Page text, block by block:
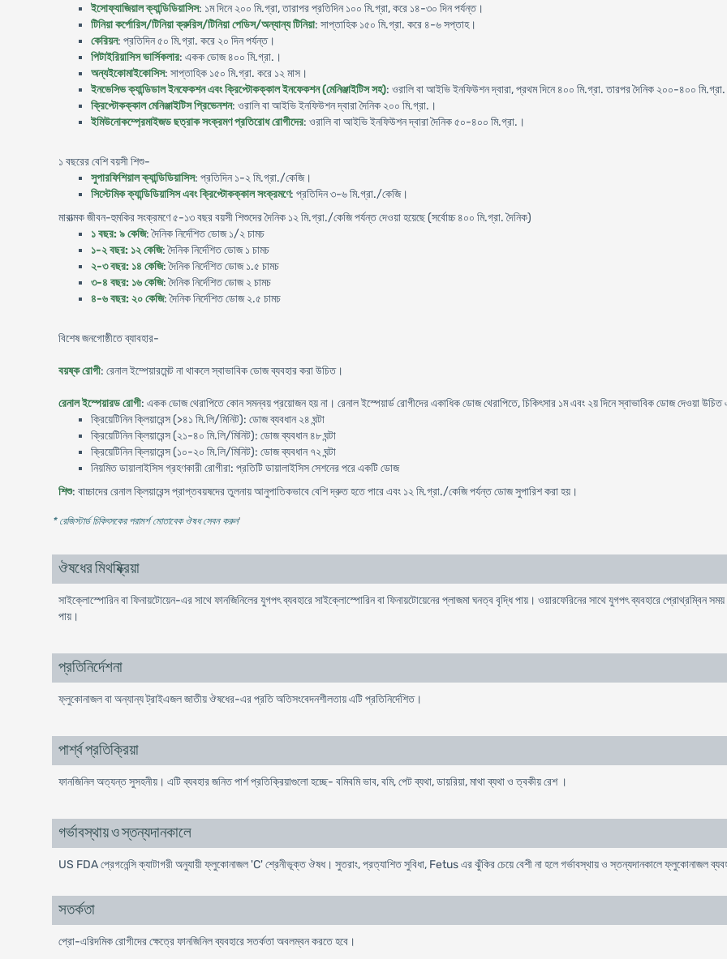
ইসোফ্যাজিয়াল ক্যান্ডিডিয়াসিস: ১ম দিনে ২০০ মি.গ্রা, তারাপর প্রতিদিন ১০০ মি.গ্রা, করে ১৪-৩০ দিন পর্যন্ত।
টিনিয়া কর্পোরিস/টিনিয়া ক্রুরিস/টিনিয়া পেডিস/অন্যান্য টিনিয়া: সাপ্তাহিক ১৫০ মি.গ্রা. করে ৪-৬ সপ্তাহ।
কেরিয়ন: প্রতিদিন ৫০ মি.গ্রা. করে ২০ দিন পর্যন্ত।
পিটাইরিয়াসিস ভার্সিকলার: একক ডোজ ৪০০ মি.গ্রা.।
অন্যইকোমাইকোসিস: সাপ্তাহিক ১৫০ মি.গ্রা. করে ১২ মাস।
ইনভেসিভ ক্যান্ডিডাল ইনফেকশন এবং ক্রিপ্টোকক্কাল ইনফেকশন (মেনিঞ্জাইটিস সহ): ওরালি বা আইভি ইনফিউশন দ্বারা, প্রথম দিনে ৪০০ মি.গ্রা. তারপর দৈনিক ২০০-৪০০
ক্রিপ্টোকক্কাল মেনিঞ্জাইটিস প্রিভেনশন: ওরালি বা আইভি ইনফিউশন দ্বারা দৈনিক ২০০ মি.গ্রা.।
ইমিউনোকম্প্রেমাইজড ছত্রাক সংক্রমণ প্রতিরোধ রোগীদের: ওরালি বা আইভি ইনফিউশন দ্বারা দৈনিক ৫০-৪০০ মি.গ্রা.।
১ বছরের বেশি বয়সী শিশু-
সুপারফিশিয়াল ক্যান্ডিডিয়াসিস: প্রতিদিন ১-২ মি.গ্রা./কেজি।
সিস্টেমিক ক্যান্ডিডিয়াসিস এবং ক্রিপ্টোকক্কাল সংক্রমণে: প্রতিদিন ৩-৬ মি.গ্রা./কেজি।
মারাত্মক জীবন-হুমকির সংক্রমণে ৫-১৩ বছর বয়সী শিশুদের দৈনিক ১২ মি.গ্রা./কেজি পর্যন্ত দেওয়া হয়েছে (সর্বোচ্চ ৪০০ মি.গ্রা. দৈনিক)
১ বছর: ৯ কেজি: দৈনিক নির্দেশিত ডোজ ১/২ চামচ
১-২ বছর: ১২ কেজি: দৈনিক নির্দেশিত ডোজ ১ চামচ
২-৩ বছর: ১৪ কেজি: দৈনিক নির্দেশিত ডোজ ১.৫ চামচ
৩-৪ বছর: ১৬ কেজি: দৈনিক নির্দেশিত ডোজ ২ চামচ
৪-৬ বছর: ২০ কেজি: দৈনিক নির্দেশিত ডোজ ২.৫ চামচ
বিশেষ জনগোষ্ঠীতে ব্যাবহার-
বয়ষ্ক রোগী: রেনাল ইম্পেয়ারমেন্ট না থাকলে স্বাভাবিক ডোজ ব্যবহার করা উচিত।
রেনাল ইস্পেয়ারড রোগী: একক ডোজ থেরাপিতে কোন সমন্বয় প্রয়োজন হয় না। রেনাল ইস্পেয়ার্ড রোগীদের একাধিক ডোজ থেরাপিতে, চিকিৎসার ১ম এবং ২য় দিনে স্বাভাবিক ডোজ দেওয়া
ক্রিয়েটিনিন ক্লিয়ারেন্স (>৪১ মি.লি/মিনিট): ডোজ ব্যবধান ২৪ ঘন্টা
ক্রিয়েটিনিন ক্লিয়ারেন্স (২১-৪০ মি.লি/মিনিট): ডোজ ব্যবধান ৪৮ ঘন্টা
ক্রিয়েটিনিন ক্লিয়ারেন্স (১০-২০ মি.লি/মিনিট): ডোজ ব্যবধান ৭২ ঘন্টা
নিয়মিত ডায়ালাইসিস গ্রহণকারী রোগীরা: প্রতিটি ডায়ালাইসিস সেশনের পরে একটি ডোজ
শিশু: বাচ্চাদের রেনাল ক্লিয়ারেন্স প্রাপ্তবয়ষদের তুলনায় আনুপাতিকভাবে বেশি দ্রুত হতে পারে এবং ১২ মি.গ্রা./কেজি পর্যন্ত ডোজ সুপারিশ করা হয়।
* রেজিস্টার্ড চিকিৎসকের পরামর্শ মোতাবেক ঔষধ সেবন করুন'
ঔষধের মিথষ্ক্রিয়া
সাইক্লোস্পোরিন বা ফিনায়টোয়েন-এর সাথে ফানজিনিলের যুগপৎ ব্যবহারে সাইক্লোস্পোরিন বা ফিনায়টোয়েনের প্লাজমা ঘনত্ব বৃদ্ধি পায়। ওয়ারফেরিনের সাথে যুগপৎ ব্যবহারে প্রোথ্রম্বিন সময়
পায়।
প্রতিনির্দেশনা
ফ্লুকোনাজল বা অন্যান্য ট্রাইএজল জাতীয় ঔষধের-এর প্রতি অতিসংবেদনশীলতায় এটি প্রতিনির্দেশিত।
পার্শ্ব প্রতিক্রিয়া
ফানজিনিল অত্যন্ত সুসহনীয়। এটি ব্যবহার জনিত পার্শ প্রতিক্রিয়াগুলো হচ্ছে- বমিবমি ভাব, বমি, পেট ব্যথা, ডায়রিয়া, মাথা ব্যথা ও ত্বকীয় রেশ ।
গর্ভাবস্থায় ও স্তন্যদানকালে
US FDA প্রেগনেন্সি ক্যাটাগরী অনুযায়ী ফ্লুকোনাজল 'C' শ্রেনীভূক্ত ঔষধ। সুতরাং, প্রত্যাশিত সুবিধা, Fetus এর ঝুঁকির চেয়ে বেশী না হলে গর্ভাবস্থায় ও স্তন্যদানকালে ফ্লুকোনাজল
সতর্কতা
প্রো-এরিদমিক রোগীদের ক্ষেত্রে ফানজিনিল ব্যবহারে সতর্কতা অবলম্বন করতে হবে।